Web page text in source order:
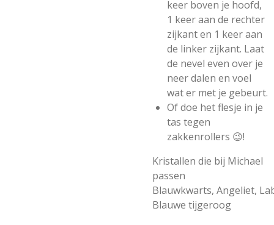
keer boven je hoofd,
1 keer aan de rechter
zijkant en 1 keer aan
de linker zijkant. Laat
de nevel even over je
neer dalen en voel
wat er met je gebeurt.
Of doe het flesje in je
tas tegen
zakkenrollers 😉!
Kristallen die bij Michael
passen
Blauwkwarts, Angeliet,
Blauwe tijgeroog